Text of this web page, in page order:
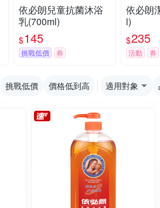
依必朗兒童抗菌沐浴
乳(700ml)
$145
挑戰低價 券
依必朗
l)
$235
活動 券
挑戰低價 價格低到高 適用對象